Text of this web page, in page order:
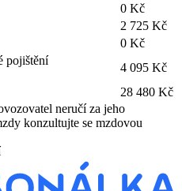
0 Kč
2 725 Kč
0 Kč
pojištění
4 095 Kč
28 480 Kč
neručí za jeho
konzultujte se mzdovou